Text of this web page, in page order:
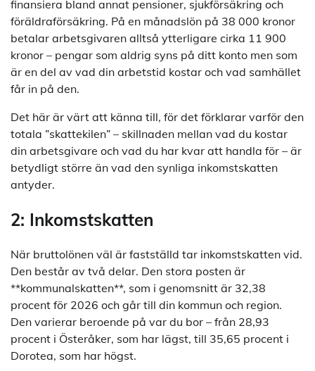
finansiera bland annat pensioner, sjukförsäkring och
föräldraförsäkring. På en månadslön på 38 000 kronor
betalar arbetsgivaren alltså ytterligare cirka 11 900
kronor – pengar som aldrig syns på ditt konto men som
är en del av vad din arbetstid kostar och vad samhället
får in på den.
Det här är värt att känna till, för det förklarar varför den
totala ”skattekilen” – skillnaden mellan vad du kostar
din arbetsgivare och vad du har kvar att handla för – är
betydligt större än vad den synliga inkomstskatten
antyder.
2: Inkomstskatten
När bruttolönen väl är fastställd tar inkomstskatten vid.
Den består av två delar. Den stora posten är
**kommunalskatten**, som i genomsnitt är 32,38
procent för 2026 och går till din kommun och region.
Den varierar beroende på var du bor – från 28,93
procent i Österåker, som har lägst, till 35,65 procent i
Dorotea, som har högst.